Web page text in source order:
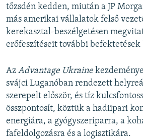
tőzsdén kedden, miután a JP
más amerikai vállalatok felső
kerekasztal-beszélgetésen
erőfeszítéseit további befektetések
Az Advantage Ukraine
svájci Luganóban rendezett
szerepelt először, és tíz
összpontosít, köztük a hadiipari
energiára, a gyógyszeriparra, a
fafeldolgozásra és a logisztikára.